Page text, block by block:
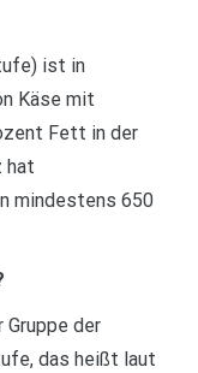
ist in
Käse mit
Fett in der
hat
mindestens 650
der
das heißt laut